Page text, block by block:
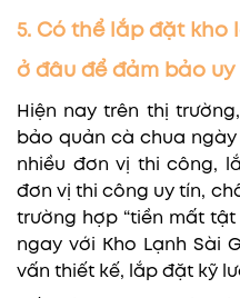
5. Có thể lắp đặt
ở đâu để đảm bảo
Hiện nay trên thị
bảo quản cà chua
nhiều đơn vị thi công,
đơn vị thi công uy tín,
trường hợp “tiền mất tật
ngay với Kho Lạnh Sài
vấn thiết kế, lắp đặt kỹ